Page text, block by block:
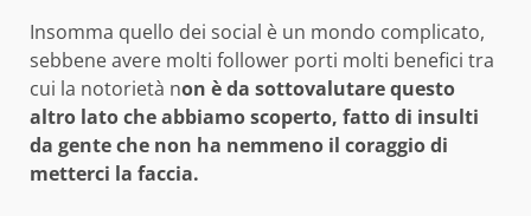
Insomma quello dei social è un mondo complicato,
sebbene avere molti follower porti molti benefici tra
cui la notorietà non è da sottovalutare questo
altro lato che abbiamo scoperto, fatto di insulti
da gente che non ha nemmeno il coraggio di
metterci la faccia.